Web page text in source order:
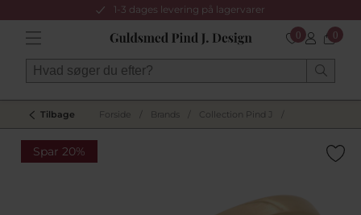
1-3 dages levering på lagervarer
0 0
Tilbage Forside Brands Collection Pind J
Spar 20%